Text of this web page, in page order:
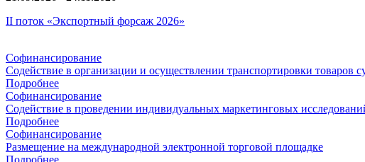
II поток «Экспортный форсаж 2026»
Софинансирование
Содействие в организации и осуществлении транспортировки
Подробнее
Софинансирование
Содействие в проведении индивидуальных маркетинговых
Подробнее
Софинансирование
Размещение на международной электронной торговой площадке
Подробнее